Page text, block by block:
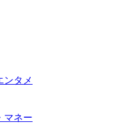
ンタメ
マネー